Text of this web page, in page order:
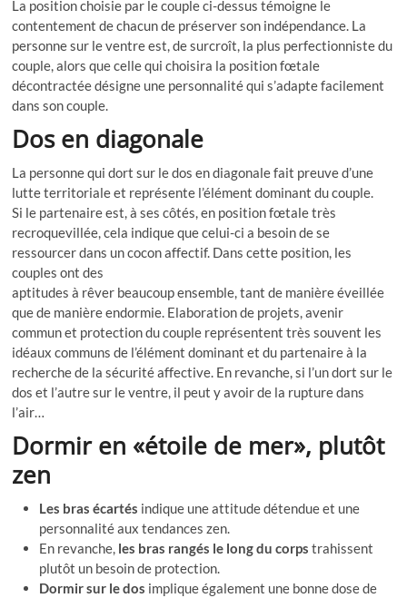
La position choisie par le couple ci-dessus témoigne le
contentement de chacun de préserver son indépendance. La
personne sur le ventre est, de surcroît, la plus perfectionniste du
couple, alors que celle qui choisira la position fœtale
décontractée désigne une personnalité qui s’adapte facilement
dans son couple.
Dos en diagonale
La personne qui dort sur le dos en diagonale fait preuve d’une
lutte territoriale et représente l’élément dominant du couple.
Si le partenaire est, à ses côtés, en position fœtale très
recroquevillée, cela indique que celui-ci a besoin de se
ressourcer dans un cocon affectif. Dans cette position, les
couples ont des
aptitudes à rêver beaucoup ensemble, tant de manière éveillée
que de manière endormie. Elaboration de projets, avenir
commun et protection du couple représentent très souvent les
idéaux communs de l’élément dominant et du partenaire à la
recherche de la sécurité affective. En revanche, si l’un dort sur le
dos et l’autre sur le ventre, il peut y avoir de la rupture dans
l’air…
Dormir en «étoile de mer», plutôt
zen
Les bras écartés indique une attitude détendue et une
personnalité aux tendances zen.
En revanche, les bras rangés le long du corps trahissent
plutôt un besoin de protection.
Dormir sur le dos implique également une bonne dose de